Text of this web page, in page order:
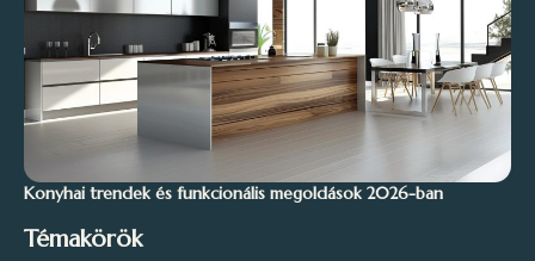
Konyhai trendek és funkcionális megoldások 2026-ban
Témakörök